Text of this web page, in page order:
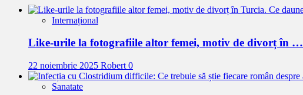
Internațional
Like-urile la fotografiile altor femei, motiv de divorț în …
22 noiembrie 2025 Robert 0
Sanatate